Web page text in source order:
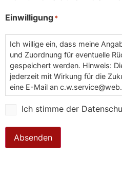
Einwilligung*
Ich willige ein, dass meine
und Zuordnung für eventuelle
gespeichert werden. Hinweis:
jederzeit mit Wirkung für die
eine E-Mail an
Ich stimme der
Absenden